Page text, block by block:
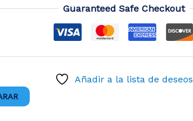
Guaranteed Safe Checkout
Añadir a la lista de deseos